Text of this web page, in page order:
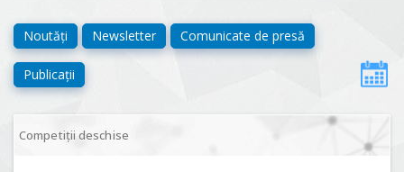
Noutăți Newsletter Comunicate de presă
Publicații
Competiții deschise